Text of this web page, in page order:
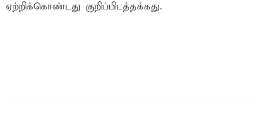
ஏற்றிக்கொண்டது குறிப்பிடத்தக்கது.